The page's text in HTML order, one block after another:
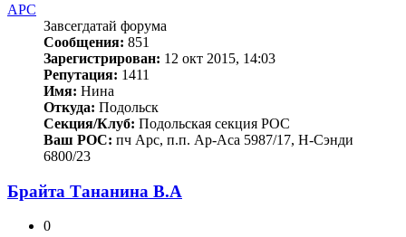
APC
Завсегдатай форума
Сообщения: 851
Зарегистрирован: 12 окт 2015, 14:03
Репутация: 1411
Имя: Нина
Откуда: Подольск
Секция/Клуб: Подольская секция РОС
Ваш РОС: пч Арс, п.п. Ар-Аса 5987/17, Н-Сэнди
6800/23
Брайта Тананина В.А
0